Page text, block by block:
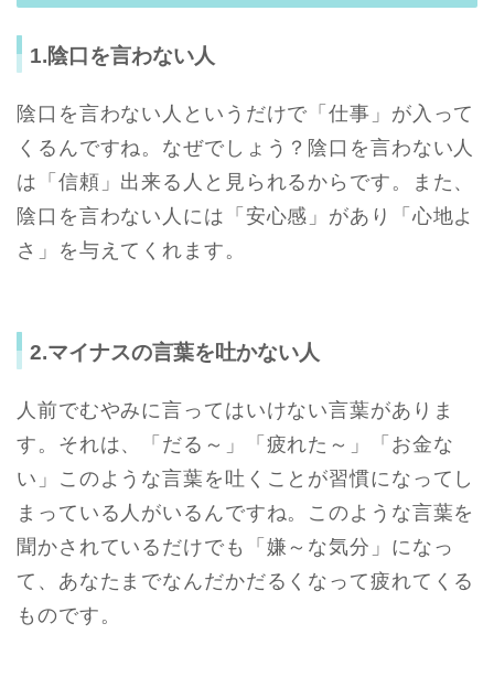
1.陰口を言わない人
陰口を言わない人というだけで「仕事」が入って
くるんですね。なぜでしょう？陰口を言わない人
は「信頼」出来る人と見られるからです。また、
陰口を言わない人には「安心感」があり「心地よ
さ」を与えてくれます。
2.マイナスの言葉を吐かない人
人前でむやみに言ってはいけない言葉がありま
す。それは、「だる～」「疲れた～」「お金な
い」このような言葉を吐くことが習慣になってし
まっている人がいるんですね。このような言葉を
聞かされているだけでも「嫌～な気分」になっ
て、あなたまでなんだかだるくなって疲れてくる
ものです。